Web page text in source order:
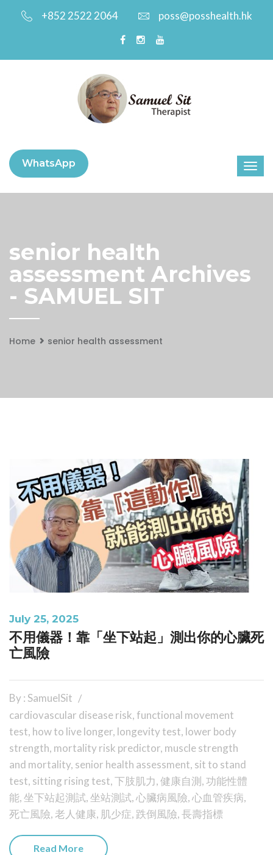
+852 2522 2064 poss@posshealth.hk
WhatsApp
senior health
assessment Archives
- SAMUEL SIT
Home senior health assessment
July 25, 2025
不用儀器！靠「坐下站起」測出你的心臟死
亡風險
By : SamuelSit
cardiovascular disease risk,functional movement
test, how to live longer, longevity test, lower body
strength, mortality risk predictor, muscle strength
and mortality, senior health assessment, sit to stand
test, sitting rising test,下肢肌力,健康自測 ,功能性體
能,坐下站起測試,坐站測試,心臟病風險,心血管疾病,
死亡風險,老人健康, 肌少症, 跌倒風險,長壽指標
Read More